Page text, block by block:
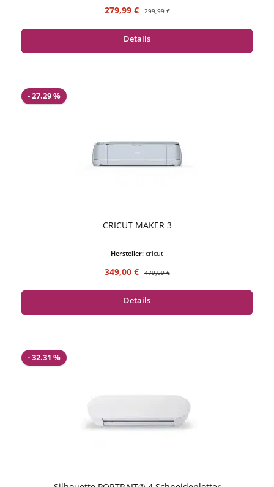
Verkaufspreis:
279,99 € Regulärer Preis:
299,99 €
Details
- 27.29 %
CRICUT MAKER 3
Hersteller: cricut
Verkaufspreis:
349,00 € 479,99 €
Details
- 32.31 %